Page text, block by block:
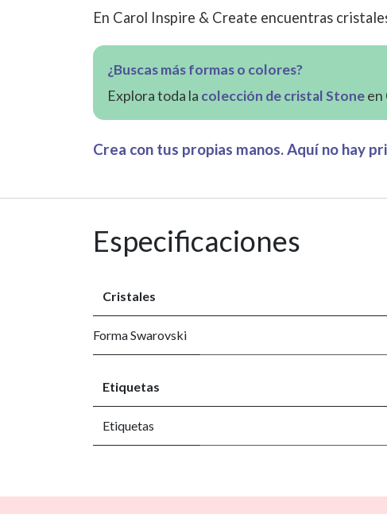
En Carol Inspire & Create encuentras
¿Buscas más formas o colores?
Explora toda la colección de cristal Stoneen
Crea con tus propias manos. Aquí no hay
Especificaciones
Cristales
Forma Swarovski
Etiquetas
Etiquetas